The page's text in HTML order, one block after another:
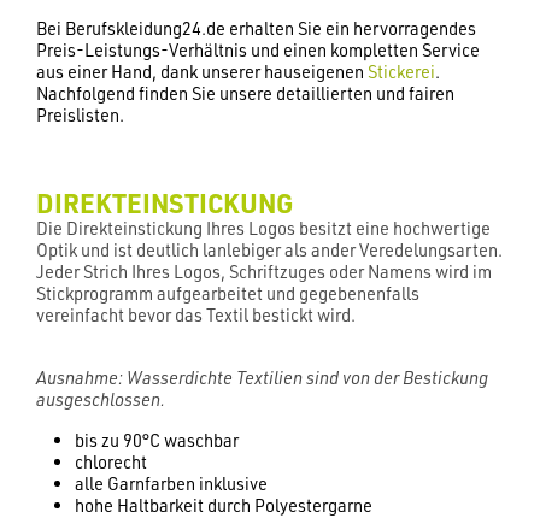
Bei Berufskleidung24.de erhalten Sie ein hervorragendes
Preis-Leistungs-Verhältnis und einen kompletten Service
aus einer Hand, dank unserer hauseigenen Stickerei.
Nachfolgend finden Sie unsere detaillierten und fairen
Preislisten.
DIREKTEINSTICKUNG
Die Direkteinstickung Ihres Logos besitzt eine hochwertige
Optik und ist deutlich lanlebiger als ander Veredelungsarten.
Jeder Strich Ihres Logos, Schriftzuges oder Namens wird im
Stickprogramm aufgearbeitet und gegebenenfalls
vereinfacht bevor das Textil bestickt wird.
Ausnahme: Wasserdichte Textilien sind von der Bestickung
ausgeschlossen.
bis zu 90°C waschbar
chlorecht
alle Garnfarben inklusive
hohe Haltbarkeit durch Polyestergarne